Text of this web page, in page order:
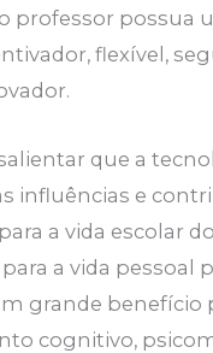
professor possua
flexível,
que a
influências e
a vida escolar
a vida pessoal
grande benefício
cognitivo,